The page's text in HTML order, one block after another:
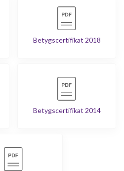
Betygscertifikat 2018
Betygscertifikat 2014